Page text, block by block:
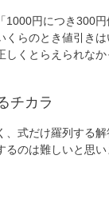
円につき300円
らのとき値引き
くとらえられなか
チカラ
式だけ羅列する
るのは難しいと思